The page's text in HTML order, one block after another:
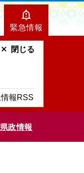
緊急情報
報RSS
閉じる
県政情報